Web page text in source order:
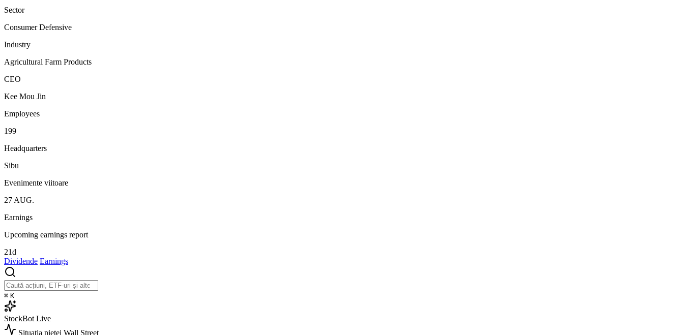
Sector
Consumer Defensive
Industry
Agricultural Farm Products
CEO
Kee Mou Jin
Employees
199
Headquarters
Sibu
Evenimente viitoare
27 AUG.
Earnings
Upcoming earnings report
21d
Dividende Earnings
⌘ K
StockBot Live
Situația pieței Wall Street